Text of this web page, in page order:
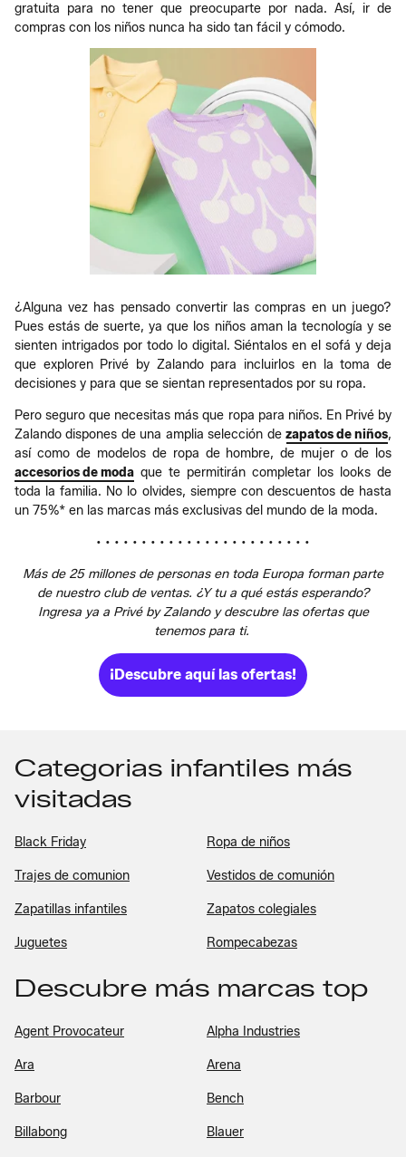
gratuita para no tener que preocuparte por nada. Así, ir de
compras con los niños nunca ha sido tan fácil y cómodo.
¿Alguna vez has pensado convertir las compras en un juego?
Pues estás de suerte, ya que los niños aman la tecnología y se
sienten intrigados por todo lo digital. Siéntalos en el sofá y deja
que exploren Privé by Zalando para incluirlos en la toma de
decisiones y para que se sientan representados por su ropa.
Pero seguro que necesitas más que ropa para niños. En Privé by
Zalando dispones de una amplia selección de zapatos de niños,
así como de modelos de ropa de hombre, de mujer o de los
accesorios de moda que te permitirán completar los looks de
toda la familia. No lo olvides, siempre con descuentos de hasta
un 75%* en las marcas más exclusivas del mundo de la moda.
• • • • • • • • • • • • • • • • • • • • • • • •
Más de 25 millones de personas en toda Europa forman parte
de nuestro club de ventas. ¿Y tu a qué estás esperando?
Ingresa ya a Privé by Zalando y descubre las ofertas que
tenemos para ti.
¡Descubre aquí las ofertas!
Categorias infantiles más
visitadas
Black Friday Ropa de niños
Trajes de comunion Vestidos de comunión
Zapatillas infantiles Zapatos colegiales
Juguetes Rompecabezas
Descubre más marcas top
Agent Provocateur Alpha Industries
Ara Arena
Barbour Bench
Billabong Blauer